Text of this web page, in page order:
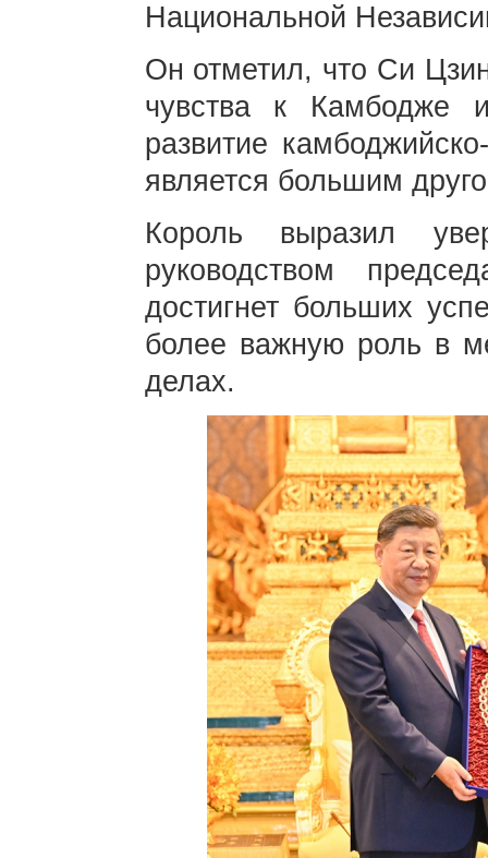
Национальной
Он отметил, что Си
чувства к Камбодже
развитие
является большим
Король выразил
руководством
достигнет больших
более важную роль в
делах.